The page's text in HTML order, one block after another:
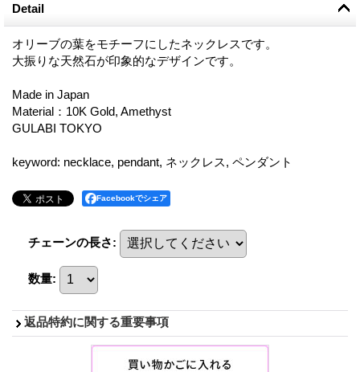
Detail
オリーブの葉をモチーフにしたネックレスです。
大振りな天然石が印象的なデザインです。
Made in Japan
Material：10K Gold, Amethyst
GULABI TOKYO
keyword: necklace, pendant, ネックレス, ペンダント
Facebookでシェア
チェーンの長さ:
数量:
返品特約に関する重要事項